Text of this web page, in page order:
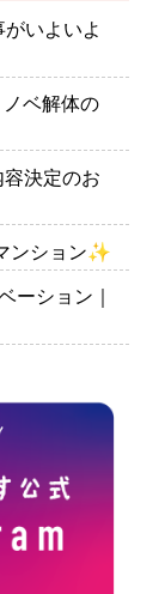
いよいよ
ベ解体の
決定のお
ンション✨
ーション｜